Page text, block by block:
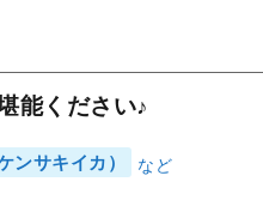
能ください♪
ンサキイカ）